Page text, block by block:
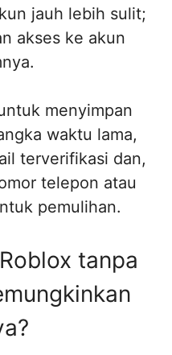
jauh lebih sulit;
akses ke akun
menyimpan
waktu lama,
terverifikasi dan,
telepon atau
pemulihan.
tanpa